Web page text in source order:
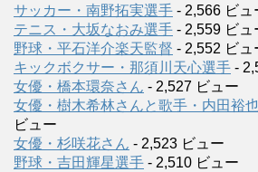
サッカー・南野拓実選手 - 2,566 ビュ
テニス・大坂なおみ選手 - 2,559 ビュ
野球・平石洋介楽天監督 - 2,552 ビュ
キックボクサー・那須川天心選手 -
女優・橋本環奈さん - 2,527 ビュー
女優・樹木希林さんと歌手・内田裕
ビュー
女優・杉咲花さん - 2,523 ビュー
野球・吉田輝星選手 - 2,510 ビュー